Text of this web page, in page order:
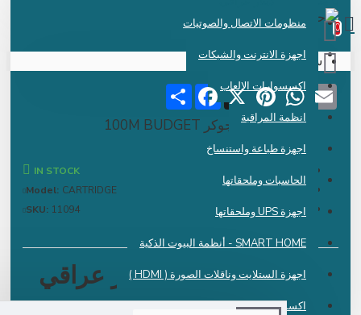
منظومات الاتصال والصوتيات
اجهزة الانترنت والشبكات
اكسسوارات الالعاب
انظمة المراقبة
اجهزة طباعة واستنساخ
الحاسبات وملحقاتها
اجهزة UPS وملحقاتها
SMART HOME - أنظمة البيوت الذكية
اجهزة الستلايت وناقلات الصورة ( HDMI )
اكسسوارات الموبايل
سلة الشراء فارغة !
Share
Facebook X
Pinterest
WhatsApp
حبر جوكر 100M BUDGET
18,250 دينار عراقي
IN STOCK
Model: CARTRIDGE
SKU: 11094